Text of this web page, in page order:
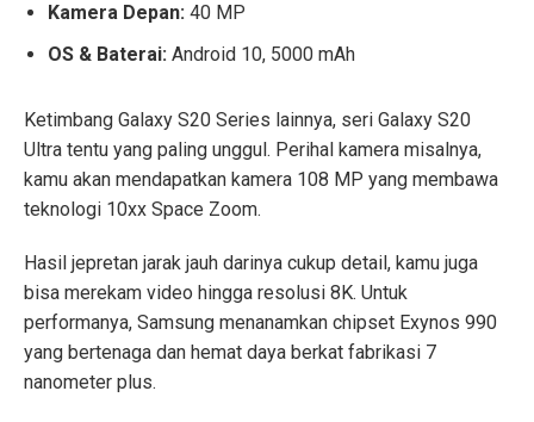
Kamera Depan: 40 MP
OS & Baterai: Android 10, 5000 mAh
Ketimbang Galaxy S20 Series lainnya, seri Galaxy S20
Ultra tentu yang paling unggul. Perihal kamera misalnya,
kamu akan mendapatkan kamera 108 MP yang membawa
teknologi 10xx Space Zoom.
Hasil jepretan jarak jauh darinya cukup detail, kamu juga
bisa merekam video hingga resolusi 8K. Untuk
performanya, Samsung menanamkan chipset Exynos 990
yang bertenaga dan hemat daya berkat fabrikasi 7
nanometer plus.